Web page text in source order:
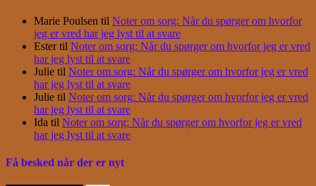
Marie Poulsen til Noter om sorg: Når du spørger om hvorfor
jeg er vred har jeg lyst til at svare
Estertil Noter om sorg: Når du spørger om hvorfor jeg er vred
har jeg lyst til at svare
Julie til Noter om sorg: Når du spørger om hvorfor jeg er vred
har jeg lyst til at svare
Julie til Noter om sorg: Når du spørger om hvorfor jeg er vred
har jeg lyst til at svare
Ida til Noter om sorg: Når du spørger om hvorfor jeg er vred
har jeg lyst til at svare
Få besked når der er nyt